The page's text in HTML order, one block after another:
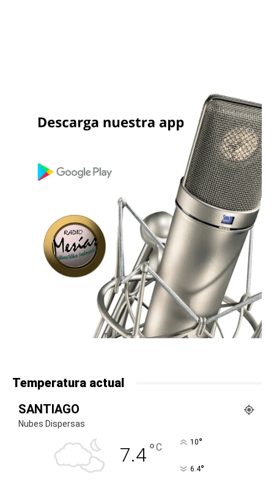
Temperatura actual
SANTIAGO
Nubes Dispersas
7.4°C 10°
6.4°